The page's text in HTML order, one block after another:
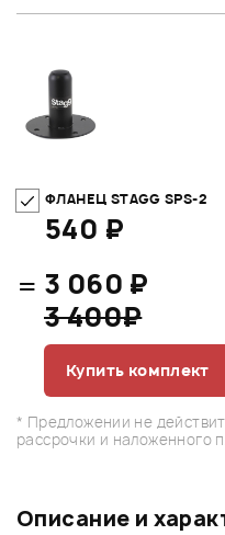
ФЛАНЕЦ STAGG SPS-2
540 ₽
= 3 060 ₽
3 400₽
Купить комплект
* Предложении не
рассрочки и наложенного
Описание и